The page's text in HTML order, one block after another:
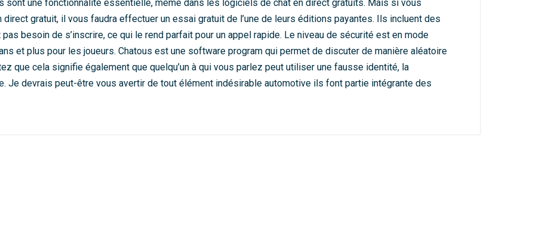
sont une fonctionnalité essentielle, même dans les logiciels de chat en direct gratuits. Mais si vous
gratuit, il vous faudra effectuer un essai gratuit de l’une de leurs éditions payantes. Ils incluent des
besoin de s’inscrire, ce qui le rend parfait pour un appel rapide. Le niveau de sécurité est en mode
et plus pour les joueurs. Chatous est une software program qui permet de discuter de manière aléatoire
que cela signifie également que quelqu’un à qui vous parlez peut utiliser une fausse identité, la
Je devrais peut-être vous avertir de tout élément indésirable automotive ils font partie intégrante des